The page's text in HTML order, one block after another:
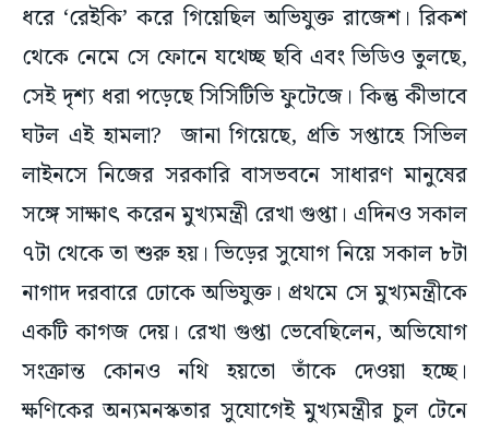
ধরে ‘রেইকি’ করে গিয়েছিল অভিযুক্ত রাজেশ। রিকশ
থেকে নেমে সে ফোনে যথেচ্ছ ছবি এবং ভিডিও তুলছে,
সেই দৃশ্য ধরা পড়েছে সিসিটিভি ফুটেজে। কিন্তু কীভাবে
ঘটল এই হামলা? জানা গিয়েছে, প্রতি সপ্তাহে সিভিল
লাইনসে নিজের সরকারি বাসভবনে সাধারণ মানুষের
সঙ্গে সাক্ষাৎ করেন মুখ্যমন্ত্রী রেখা গুপ্তা। এদিনও সকাল
৭টা থেকে তা শুরু হয়। ভিড়ের সুযোগ নিয়ে সকাল ৮টা
নাগাদ দরবারে ঢোকে অভিযুক্ত। প্রথমে সে মুখ্যমন্ত্রীকে
একটি কাগজ দেয়। রেখা গুপ্তা ভেবেছিলেন, অভিযোগ
সংক্রান্ত কোনও নথি হয়তো তাঁকে দেওয়া হচ্ছে।
ক্ষণিকের অন্যমনস্কতার সুযোগেই মুখ্যমন্ত্রীর চুল টেনে